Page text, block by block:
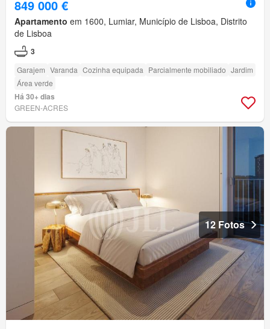
849 000 €
Apartamento em 1600, Lumiar, Município de Lisboa, Distrito
de Lisboa
3
Garajem Varanda Cozinha equipada Parcialmente mobiliado Jardim
Área verde
Há 30+ dias
GREEN-ACRES
12 Fotos